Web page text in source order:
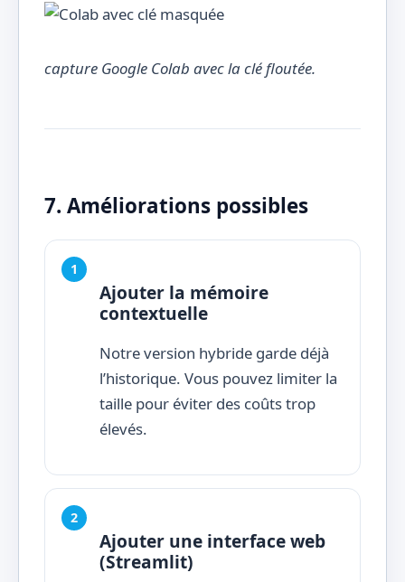
capture Google Colab avec la clé floutée.
7. Améliorations possibles
Ajouter la mémoire
contextuelle
Notre version hybride garde déjà
l’historique. Vous pouvez limiter la
taille pour éviter des coûts trop
élevés.
Ajouter une interface web
(Streamlit)